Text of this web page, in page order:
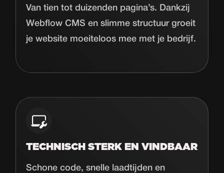
Van tien tot duizenden pagina’s. Dankzij
Webflow CMS en slimme structuur groeit
je website moeiteloos mee met je bedrijf.
TECHNISCH STERK EN VINDBAAR
Schone code, snelle laadtijden en